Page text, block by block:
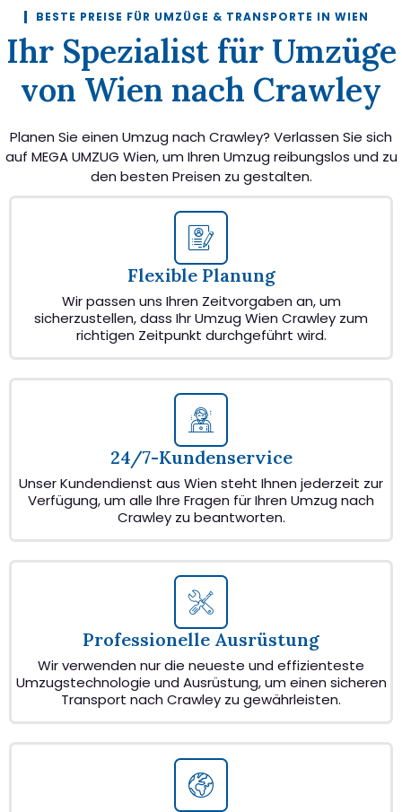
BESTE PREISE FÜR UMZÜGE & TRANSPORTE IN WIEN
Ihr Spezialist für Umzüge
von Wien nach Crawley
Planen Sie einen Umzug nach Crawley? Verlassen Sie sich
auf MEGA UMZUG Wien, um Ihren Umzug reibungslos und zu
den besten Preisen zu gestalten.
Flexible Planung
Wir passen uns Ihren Zeitvorgaben an, um
sicherzustellen, dass Ihr Umzug Wien Crawley zum
richtigen Zeitpunkt durchgeführt wird.
24/7-Kundenservice
Unser Kundendienst aus Wien steht Ihnen jederzeit zur
Verfügung, um alle Ihre Fragen für Ihren Umzug nach
Crawley zu beantworten.
Professionelle Ausrüstung
Wir verwenden nur die neueste und effizienteste
Umzugstechnologie und Ausrüstung, um einen sicheren
Transport nach Crawley zu gewährleisten.